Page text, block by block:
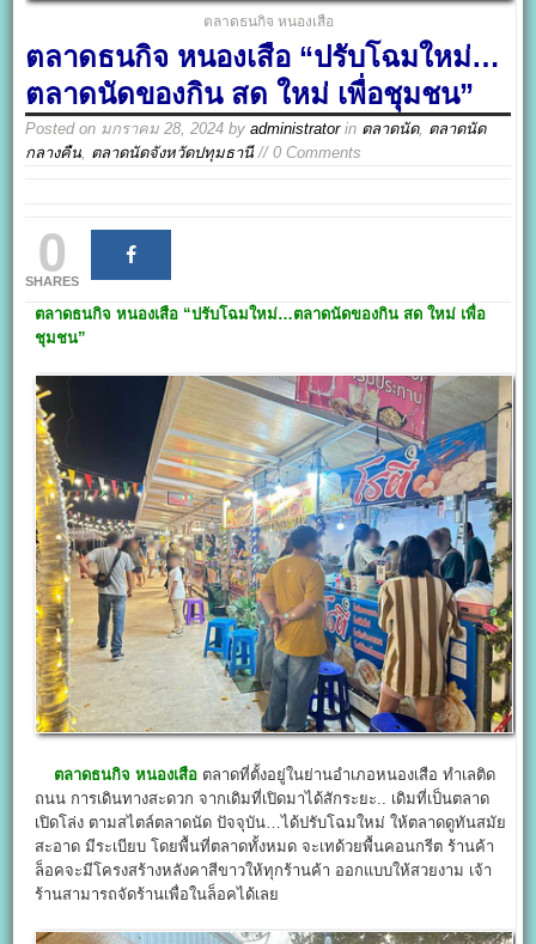
ตลาดธนกิจ หนองเสือ
ตลาดธนกิจ หนองเสือ “ปรับโฉมใหม่…
ตลาดนัดของกิน สด ใหม่ เพื่อชุมชน”
Posted on มกราคม 28, 2024 byadministratorin ตลาดนัด, ตลาดนัด
กลางคืน, ตลาดนัดจังหวัดปทุมธานี// 0 Comments
0
SHARES
ตลาดธนกิจ หนองเสือ “ปรับโฉมใหม่…ตลาดนัดของกิน สด ใหม่ เพื่อ
ชุมชน”
ตลาดธนกิจ หนองเสือ ตลาดที่ตั้งอยู่ในย่านอำเภอหนองเสือ ทำเลติด
ถนน การเดินทางสะดวก จากเดิมที่เปิดมาได้สักระยะ.. เดิมที่เป็นตลาด
เปิดโล่ง ตามสไตล์ตลาดนัด ปัจจุบัน…ได้ปรับโฉมใหม่ ให้ตลาดดูทันสมัย
สะอาด มีระเบียบ โดยพื้นที่ตลาดทั้งหมด จะเทด้วยพื้นคอนกรีต ร้านค้า
ล็อคจะมีโครงสร้างหลังคาสีขาวให้ทุกร้านค้า ออกแบบให้สวยงาม เจ้า
ร้านสามารถจัดร้านเพื่อในล็อคได้เลย